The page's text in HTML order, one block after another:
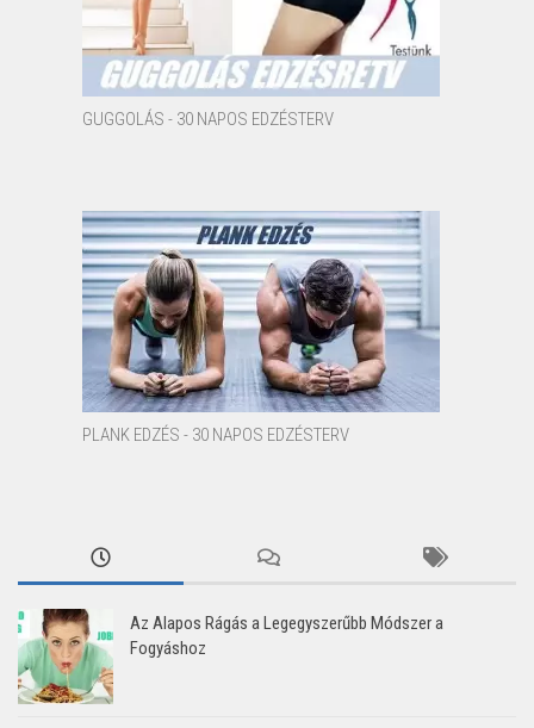
GUGGOLÁS - 30 NAPOS EDZÉSTERV
PLANK EDZÉS - 30 NAPOS EDZÉSTERV
Az Alapos Rágás a Legegyszerűbb Módszer a
Fogyáshoz